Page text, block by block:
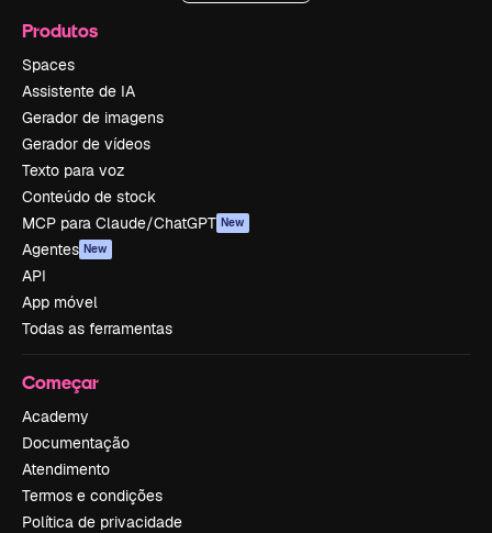
Produtos
Spaces
Assistente de IA
Gerador de imagens
Gerador de vídeos
Texto para voz
Conteúdo de stock
MCP para Claude/ChatGPT New
Agentes New
API
App móvel
Todas as ferramentas
Começar
Academy
Documentação
Atendimento
Termos e condições
Política de privacidade